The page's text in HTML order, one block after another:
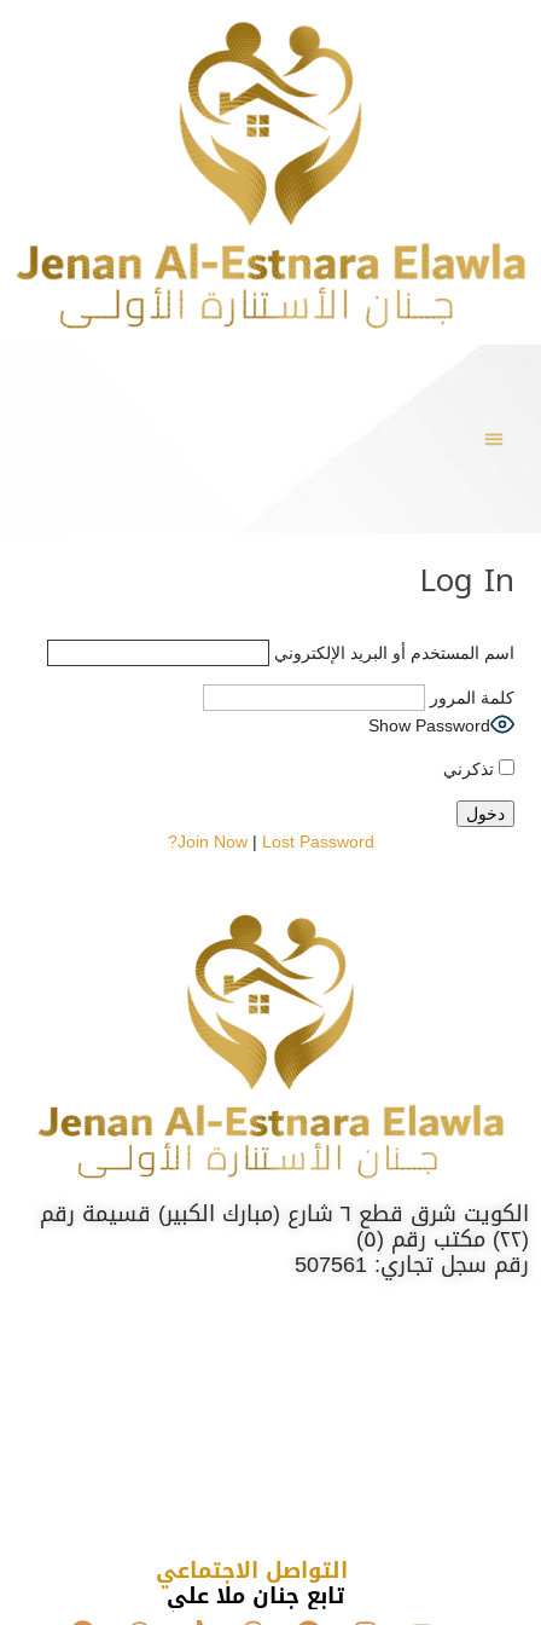
Log In
اسم المستخدم أو البريد الإلكتروني
كلمة المرور
Show Password
تذكرني
Join Now| Lost Password?
الكويت شرق قطع ٦ شارع (مبارك الكبير) قسيمة رقم
(٢٢) مكتب رقم (٥)
رقم سجل تجاري: 507561
التواصل الاجتماعي
تابع جنان ملا علي